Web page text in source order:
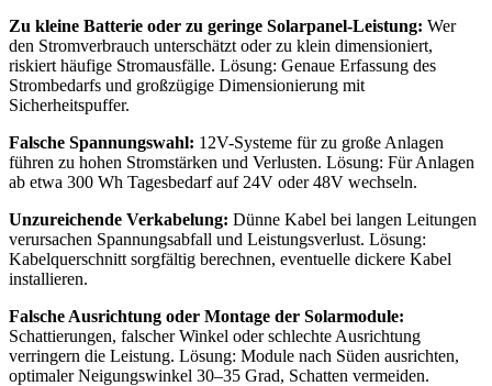
Zu kleine Batterie oder zu geringe Solarpanel-Leistung: Wer
den Stromverbrauch unterschätzt oder zu klein dimensioniert,
riskiert häufige Stromausfälle. Lösung: Genaue Erfassung des
Strombedarfs und großzügige Dimensionierung mit
Sicherheitspuffer.
Falsche Spannungswahl: 12V-Systeme für zu große Anlagen
führen zu hohen Stromstärken und Verlusten. Lösung: Für Anlagen
ab etwa 300 Wh Tagesbedarf auf 24V oder 48V wechseln.
Unzureichende Verkabelung: Dünne Kabel bei langen Leitungen
verursachen Spannungsabfall und Leistungsverlust. Lösung:
Kabelquerschnitt sorgfältig berechnen, eventuelle dickere Kabel
installieren.
Falsche Ausrichtung oder Montage der Solarmodule:
Schattierungen, falscher Winkel oder schlechte Ausrichtung
verringern die Leistung. Lösung: Module nach Süden ausrichten,
optimaler Neigungswinkel 30–35 Grad, Schatten vermeiden.